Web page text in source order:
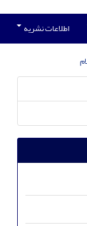
اطلاعات نشریه